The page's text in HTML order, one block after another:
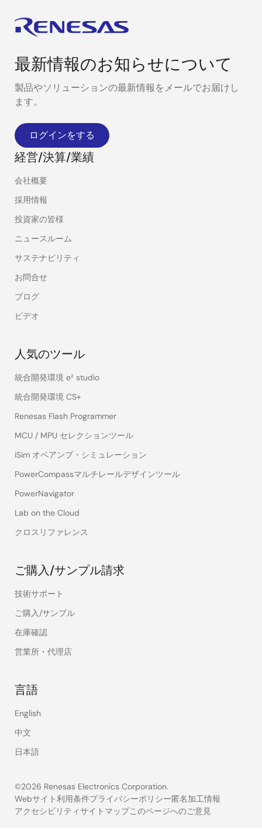
最新情報のお知らせについて
製品やソリューションの最新情報をメールでお届けし
ます。
ログインをする
経営/決算/業績
会社概要
採用情報
投資家の皆様
ニュースルーム
サステナビリティ
お問合せ
ブログ
ビデオ
人気のツール
統合開発環境 e² studio
統合開発環境 CS+
Renesas Flash Programmer
MCU / MPU セレクションツール
iSim オペアンプ・シミュレーション
PowerCompassマルチレールデザインツール
PowerNavigator
Lab on the Cloud
クロスリファレンス
ご購入/サンプル請求
技術サポート
ご購入/サンプル
在庫確認
営業所・代理店
言語
English
中文
日本語
©2026 Renesas Electronics Corporation.
Legal
Webサイト利用条件プライバシーポリシー匿名加工情報
アクセシビリティサイトマップこのページへのご意見